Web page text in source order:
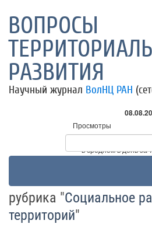
ВОПРОСЫ
РАЗВИТИЯ
Научный журнал ВолНЦ РАН
Просмотры
Посетители
* - в среднем в день за
рубрика "Социальное
территорий"